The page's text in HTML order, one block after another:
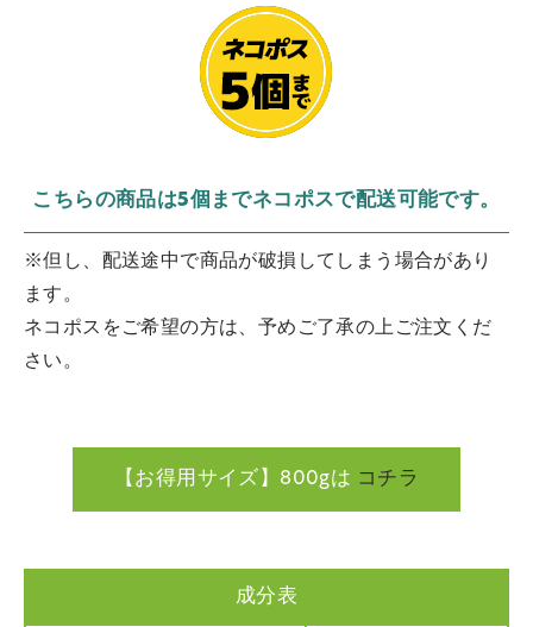
こちらの商品は5個までネコポスで配送可能です。
※但し、配送途中で商品が破損してしまう場合があり
ます。
ネコポスをご希望の方は、予めご了承の上ご注文くだ
さい。
【お得用サイズ】800gは コチラ
成分表